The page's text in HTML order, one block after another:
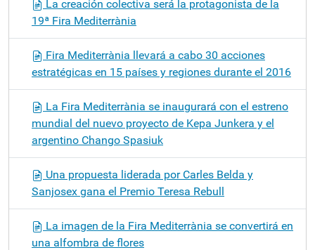
La creación colectiva será la protagonista de la
19ª Fira Mediterrània
Fira Mediterrània llevará a cabo 30 acciones
estratégicas en 15 países y regiones durante el 2016
La Fira Mediterrània se inaugurará con el estreno
mundial del nuevo proyecto de Kepa Junkera y el
argentino Chango Spasiuk
Una propuesta liderada por Carles Belda y
Sanjosex gana el Premio Teresa Rebull
La imagen de la Fira Mediterrània se convertirá en
una alfombra de flores